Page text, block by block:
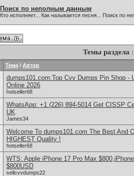
Поиск по неполным данным
Кто исполняет... Как называется песня... Поиск по
Темы раздела
Тема / Автор
dumps101.com:Top Cvv Dumps Pin Shop -
Online 2026
hotseller68
WhatsApp: +1 (226) 894-5014​ Get CISSP
UK
James34
Welcome To dumps101.com The Best And
HIGHEST Quality !
hotseller68
WTS: Apple iPhone 17 Pro Max
$800USD
sellcvvdumps22